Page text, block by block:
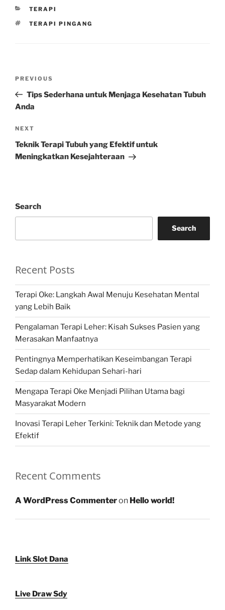
CATEGORIES
TERAPI
TAGS
TERAPI PINGANG
Previous
Post
PREVIOUS
Tips Sederhana untuk Menjaga Kesehatan Tubuh
Anda
Next
Post
NEXT
Teknik Terapi Tubuh yang Efektif untuk
Meningkatkan Kesejahteraan
Search
Search
Recent Posts
Terapi Oke: Langkah Awal Menuju Kesehatan Mental
yang Lebih Baik
Pengalaman Terapi Leher: Kisah Sukses Pasien yang
Merasakan Manfaatnya
Pentingnya Memperhatikan Keseimbangan Terapi
Sedap dalam Kehidupan Sehari-hari
Mengapa Terapi Oke Menjadi Pilihan Utama bagi
Masyarakat Modern
Inovasi Terapi Leher Terkini: Teknik dan Metode yang
Efektif
Recent Comments
A WordPress Commenteron Hello world!
Link Slot Dana
Live Draw Sdy